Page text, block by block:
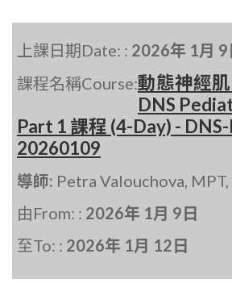
上課日期Date: : 2026年 1月 9
課程名稱Course:動態神經
DNS
Part 1 課程 (4-Day) -
20260109
導師: Petra Valouchova, MPT,
由From: : 2026年 1月 9日
至To: : 2026年 1月 12日